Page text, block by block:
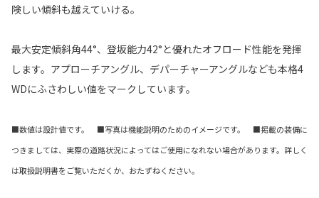
険しい傾斜も越えていける。
最大安定傾斜角44°、登坂能力42°と優れたオフロード性能を発揮
します。アプローチアングル、デパーチャーアングルなども本格4
WDにふさわしい値をマークしています。
■数値は設計値です。 ■写真は機能説明のためのイメージです。 ■掲載の装備に
つきましては、実際の道路状況によってはご使用になれない場合があります。詳しく
は取扱説明書をご覧いただくか、おたずねください。